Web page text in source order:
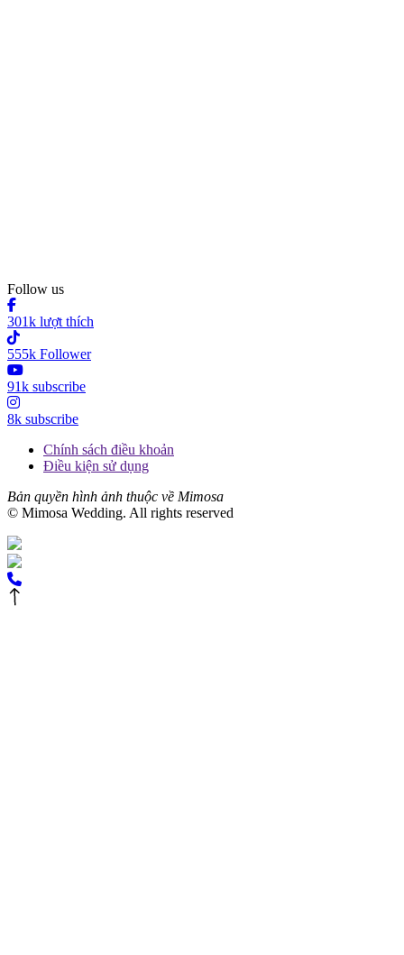
Follow us
301k lượt thích
555k Follower
91k subscribe
8k subscribe
Chính sách điều khoản
Điều kiện sử dụng
Bản quyền hình ảnh thuộc về Mimosa
© Mimosa Wedding. All rights reserved